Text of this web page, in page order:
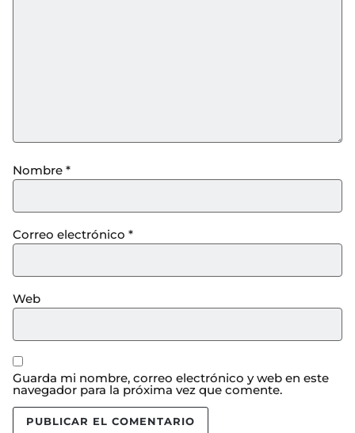
Nombre *
Correo electrónico *
Web
Guarda mi nombre, correo electrónico y web en este
navegador para la próxima vez que comente.